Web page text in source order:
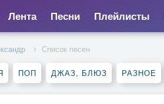
Лента Песни Плейлисты
Список песен
ПОП ДЖАЗ, БЛЮЗ РАЗНОЕ